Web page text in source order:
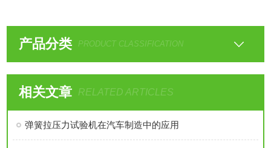
产品分类 PRODUCT CLASSIFICATION
相关文章 RELATED ARTICLES
弹簧拉压力试验机在汽车制造中的应用